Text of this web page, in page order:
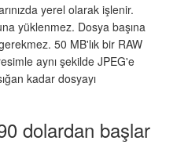
yerel olarak işlenir.
yüklenmez. Dosya başına
50 MB'lık bir RAW
aynı şekilde JPEG'e
kadar dosyayı
dolardan başlar